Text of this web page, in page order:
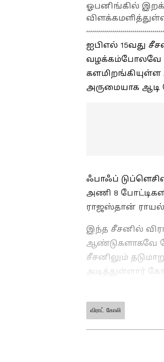
ஓபனிங்கில்
ஐபிஎல் 15வது
வழக்கம்போலவே
களமிறங்கியுள்ள
அருமையாக ஆடி
ஃபாஃப்
அணி 8
ராஜஸ்தான்
இந்த சீசனில்
ஆண்டுகளாகவே
சீசனிலும்
அடித்துள்ளார்
ABOUT THE
விராட் கோலி